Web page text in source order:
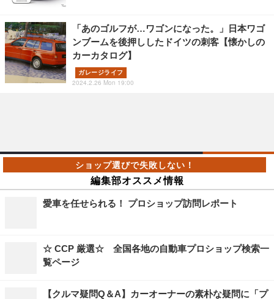
「あのゴルフが…ワゴンになった。」日本ワゴ
ンブームを後押ししたドイツの刺客【懐かしの
カーカタログ】
ガレージライフ
2024.2.26 Mon 19:00
編集部オススメ情報
愛車を任せられる！ プロショップ訪問レポート
☆ CCP 厳選☆ 全国各地の自動車プロショップ検索一
覧ページ
【クルマ疑問Q＆A】カーオーナーの素朴な疑問に「プ